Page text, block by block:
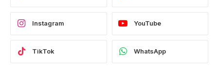
Instagram YouTube
TikTok WhatsApp